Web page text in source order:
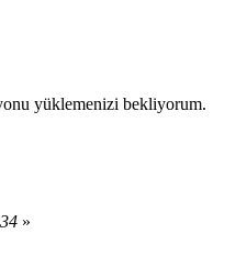
yüklemenizi bekliyorum.
»